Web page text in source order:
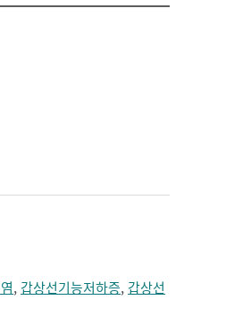
, 갑상선기능저하증, 갑상선